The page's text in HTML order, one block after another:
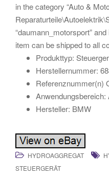
in the category “Auto &
“daumann_motorsport”
item can be shipped to all
Produkttyp:
Herstellernummer:
Referenznummer(n)
Anwendungsbereich:
Hersteller: BMW
HYDROAGGREGAT
STEUERGERÄT